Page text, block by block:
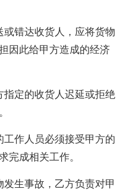
错达收货人，应将货物
因此给甲方造成的经济
指定的收货人迟延或拒绝
作人员必须接受甲方的
完成相关工作。
生事故，乙方负责对甲